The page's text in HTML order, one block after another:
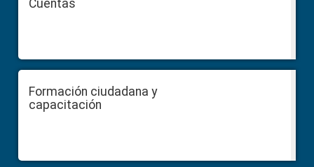
Cuentas
Formación ciudadana y
capacitación